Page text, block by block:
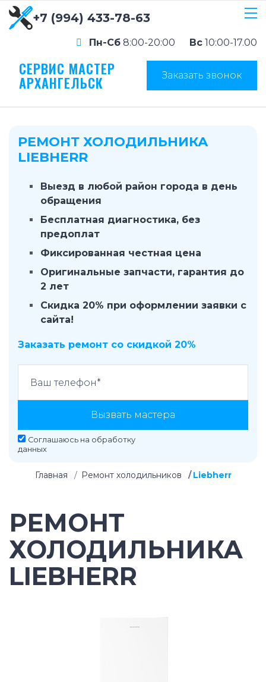
+7 (994) 433-78-63
Пн-Сб 8:00-20:00 Вс 10:00-17.00
СЕРВИС МАСТЕР
АРХАНГЕЛЬСК Заказать звонок
РЕМОНТ ХОЛОДИЛЬНИКА
LIEBHERR
Выезд в любой район города в день
обращения
Бесплатная диагностика, без
предоплат
Фиксированная честная цена
Оригинальные запчасти, гарантия до
2 лет
Скидка 20% при оформлении заявки с
сайта!
Заказать ремонт со скидкой 20%
Вызвать мастера
Соглашаюсь на обработку
данных
Главная Ремонт холодильников Liebherr
РЕМОНТ
ХОЛОДИЛЬНИКА
LIEBHERR